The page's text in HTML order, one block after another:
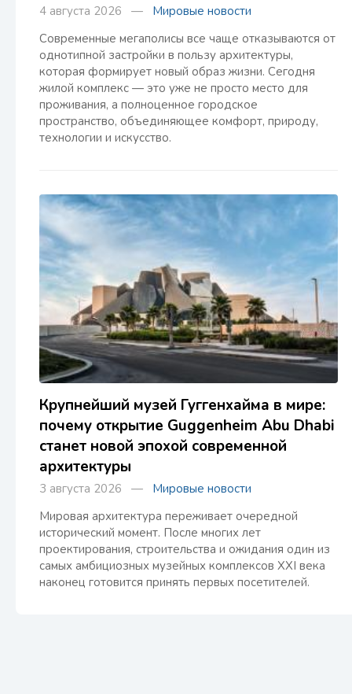
4 августа 2026 — Мировые новости
Современные мегаполисы все чаще отказываются от
однотипной застройки в пользу архитектуры,
которая формирует новый образ жизни. Сегодня
жилой комплекс — это уже не просто место для
проживания, а полноценное городское
пространство, объединяющее комфорт, природу,
технологии и искусство.
Крупнейший музей Гуггенхайма в мире:
почему открытие Guggenheim Abu Dhabi
станет новой эпохой современной
архитектуры
3 августа 2026 — Мировые новости
Мировая архитектура переживает очередной
исторический момент. После многих лет
проектирования, строительства и ожидания один из
самых амбициозных музейных комплексов XXI века
наконец готовится принять первых посетителей.